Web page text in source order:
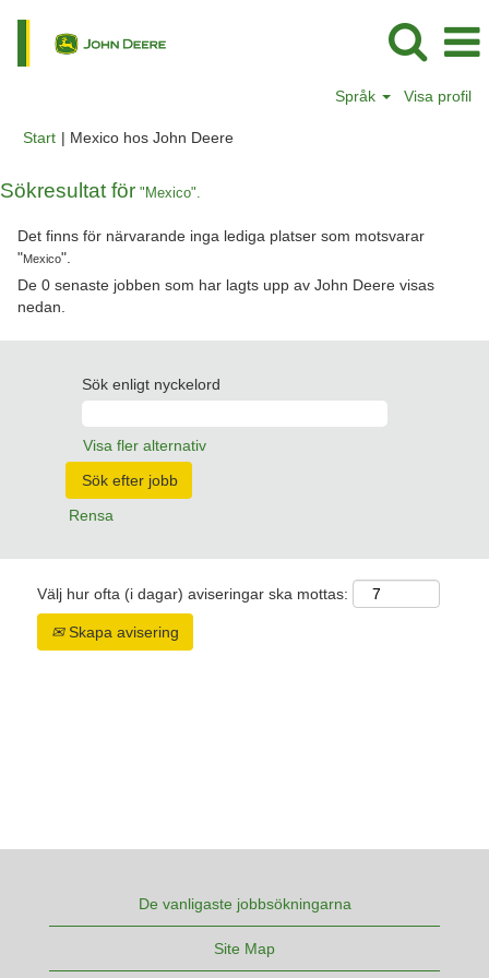
Språk Visa profil
Start | Mexico hos John Deere(aktuell
Sökresultat för "Mexico".
Det finns för närvarande inga lediga platser som motsvarar
"Mexico".
De 0 senaste jobben som har lagts upp av John Deere visas
nedan.
Sök enligt nyckelord
Visa fler alternativ
Rensa
Välj hur ofta (i dagar) aviseringar ska mottas:
Skapa avisering
De vanligaste jobbsökningarna
Site Map